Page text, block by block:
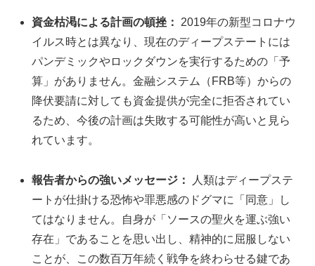
資金枯渇による計画の頓挫： 2019年の新型コロナウ
イルス時とは異なり、現在のディープステートには
パンデミックやロックダウンを実行するための「予
算」がありません。金融システム（FRB等）からの
降伏要請に対しても資金提供が完全に拒否されてい
るため、今後の計画は失敗する可能性が高いと見ら
れています。
報告者からの強いメッセージ：
人類はディープステ
ートが仕掛ける恐怖や罪悪感のドグマに「同意」し
てはなりません。自身が「ソースの聖火を運ぶ強い
存在」であることを思い出し、精神的に屈服しない
ことが、この数百万年続く戦争を終わらせる鍵であ